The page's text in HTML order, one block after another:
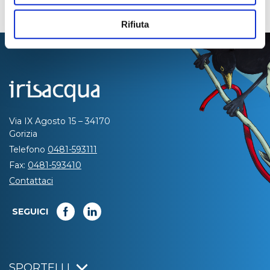
Rifiuta
Via IX Agosto 15 – 34170
Gorizia
Telefono 0481-593111
Fax: 0481-593410
Contattaci
SEGUICI